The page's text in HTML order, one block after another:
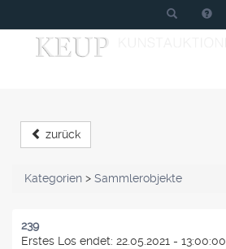
zurück
Kategorien > Sammlerobjekte
239
Erstes Los endet: 22.05.2021 - 13:00:00